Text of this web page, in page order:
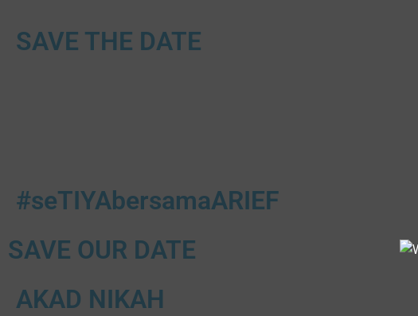
SAVE THE DATE
#seTIYAbersamaARIEF
SAVE OUR DATE
AKAD NIKAH